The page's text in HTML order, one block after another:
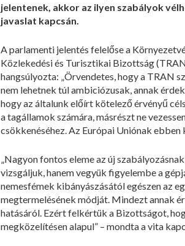
jelentenek, akkor az ilyen szabályok
javaslat kapcsán.
A parlamenti jelentés felelőse a
Közlekedési és Turisztikai Bizottság
hangsúlyozta: „Örvendetes, hogy a TRAN
nem lehetnek túl ambiciózusak, annak
hogy az általunk előírt kötelező érvényű
a tagállamok számára, másrészt ne
csökkenéséhez. Az Európai Uniónak
„Nagyon fontos eleme az új
vizsgáljuk, hanem vegyük figyelembe a
nemesfémek kibányászásától egészen az
megtermelésének módját. Mindezt annak
hatásáról. Ezért felkértük a Bizottságot,
megközelítésen alapul” – mondta a vita